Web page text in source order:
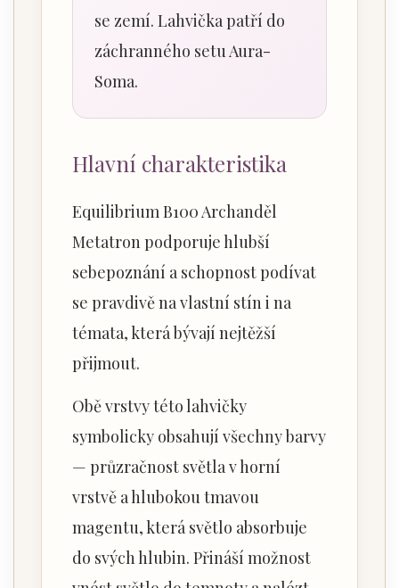
se zemí. Lahvička patří do
záchranného setu Aura-
Soma.
Hlavní charakteristika
Equilibrium B100 Archanděl
Metatron podporuje hlubší
sebepoznání a schopnost podívat
se pravdivě na vlastní stín i na
témata, která bývají nejtěžší
přijmout.
Obě vrstvy této lahvičky
symbolicky obsahují všechny barvy
— průzračnost světla v horní
vrstvě a hlubokou tmavou
magentu, která světlo absorbuje
do svých hlubin. Přináší možnost